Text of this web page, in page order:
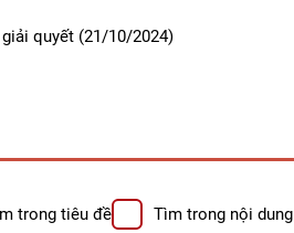
quyết (21/10/2024)
trong tiêu đề Tìm trong nội dung